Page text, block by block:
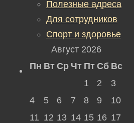
Полезные адреса
Для сотрудников
Спорт и здоровье
Август 2026
Пн Вт Ср Чт Пт Сб Вс
1
2
3
4
5 6 7 8 9
10
11 12 13 14 15 16 17